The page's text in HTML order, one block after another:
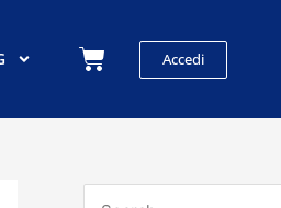
CarrelloAccedi